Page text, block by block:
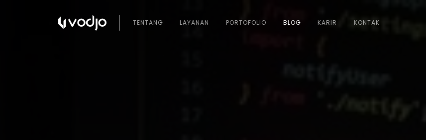
TENTANG LAYANAN PORTOFOLIO BLOG KARIR KONTAK